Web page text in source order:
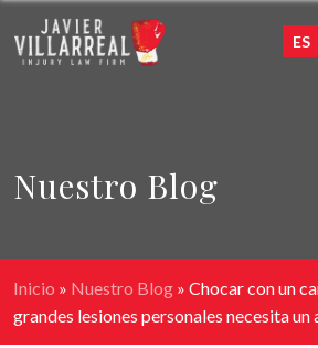
Nuestro Blog
Inicio » Nuestro Blog » Chocar con un
grandes lesiones personales necesita un